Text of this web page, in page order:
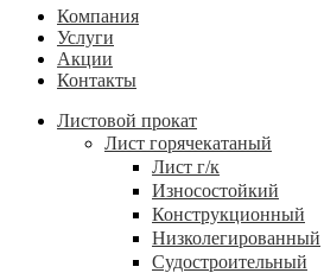
Компания
Услуги
Акции
Контакты
Листовой прокат
Лист горячекатаный
Лист г/к
Износостойкий
Конструкционный
Низколегированный
Судостроительный